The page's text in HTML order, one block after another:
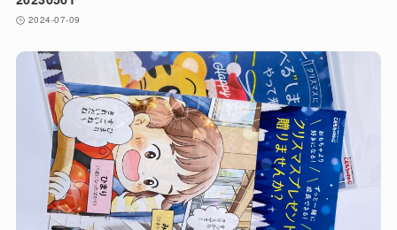
2024-07-09